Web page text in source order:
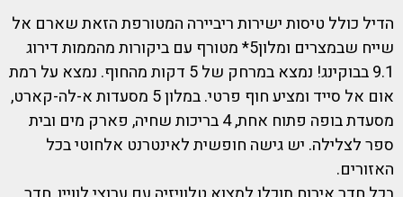
הדיל כולל טיסות ישירות ריביירה המטורפת הזאת שארם אל
שייח שבמצרים ומלון5* מטורף עם ביקורות מהממות דירוג
9.1 בבוקינג! נמצא במרחק של 5 דקות מהחוף. נמצא על רמת
אום אל סייד ומציע חוף פרטי. במלון 5 מסעדות א-לה-קארט,
מסעדת בופה פתוח אחת, 4 בריכות שחיה, פארק מים ובית
ספר לצלילה. יש גישה חופשית לאינטרנט אלחוטי בכל
האזורים.